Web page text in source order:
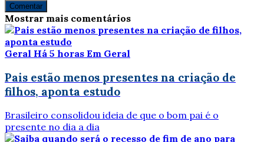
Comentar
Mostrar mais comentários
Geral Há 5 horas Em Geral
Pais estão menos presentes na criação de
filhos, aponta estudo
Brasileiro consolidou ideia de que o bom pai é o
presente no dia a dia